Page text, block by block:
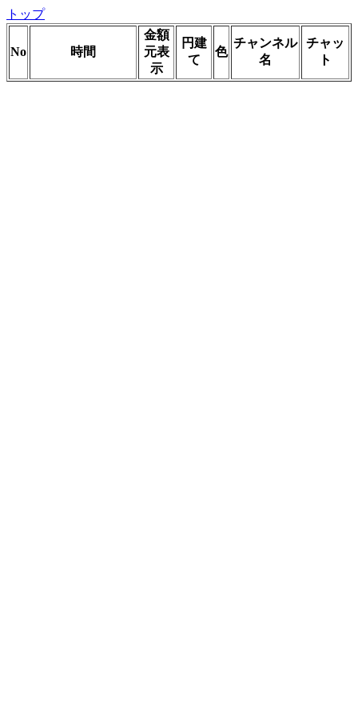
トップ
No 時間
金額
元表
示
円建
て
色
チャンネル
名
チャッ
ト